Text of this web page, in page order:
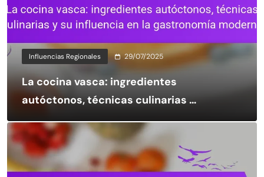
Influencias Regionales 29/07/2025
La cocina vasca: ingredientes
autóctonos, técnicas culinarias y
su influencia en la gastronomía
moderna